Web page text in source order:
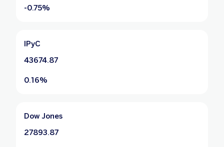
-0.75%
IPyC
43674.87
0.16%
Dow Jones
27893.87